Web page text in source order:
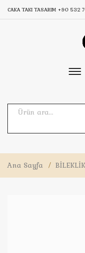
CAKA TAKI TASARIM +90 532
Ana Sayfa / BİLEKLİK